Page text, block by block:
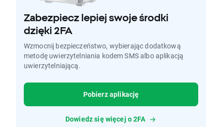
Zabezpiecz lepiej swoje środki
dzięki 2FA
Wzmocnij bezpieczeństwo, wybierając dodatkową
metodę uwierzytelniania kodem SMS albo aplikacją
uwierzytelniającą.
Pobierz aplikację
Dowiedz się więcej o 2FA